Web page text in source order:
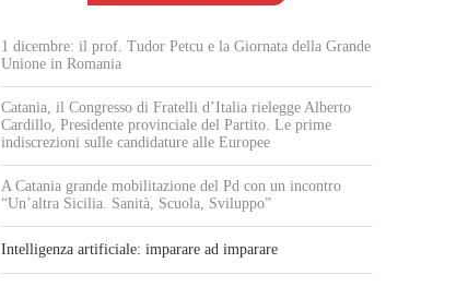
1 dicembre: il prof. Tudor Petcu e la Giornata della Grande
Unione in Romania
Catania, il Congresso di Fratelli d’Italia rielegge Alberto
Cardillo, Presidente provinciale del Partito. Le prime
indiscrezioni sulle candidature alle Europee
A Catania grande mobilitazione del Pd con un incontro
“Un’altra Sicilia. Sanità, Scuola, Sviluppo”
Intelligenza artificiale: imparare ad imparare